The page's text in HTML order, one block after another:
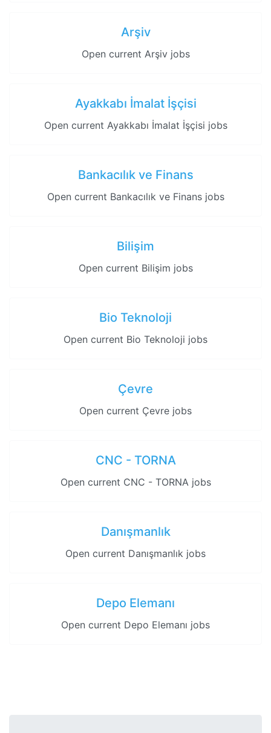
Arşiv
Open current Arşiv jobs
Ayakkabı İmalat İşçisi
Open current Ayakkabı İmalat İşçisi jobs
Bankacılık ve Finans
Open current Bankacılık ve Finans jobs
Bilişim
Open current Bilişim jobs
Bio Teknoloji
Open current Bio Teknoloji jobs
Çevre
Open current Çevre jobs
CNC - TORNA
Open current CNC - TORNA jobs
Danışmanlık
Open current Danışmanlık jobs
Depo Elemanı
Open current Depo Elemanı jobs